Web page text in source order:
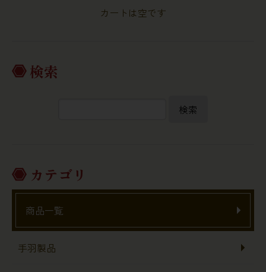
カートは空です
検索
検索
カテゴリ
商品一覧
手羽製品